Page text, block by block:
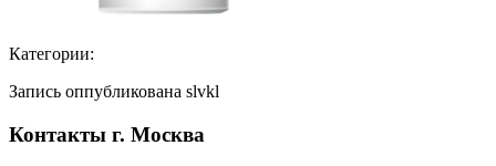
Категории:
Запись оппубликована slvkl
Контакты г. Москва